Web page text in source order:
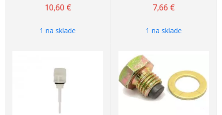
10,60 €
1 na sklade
7,66 €
1 na sklade